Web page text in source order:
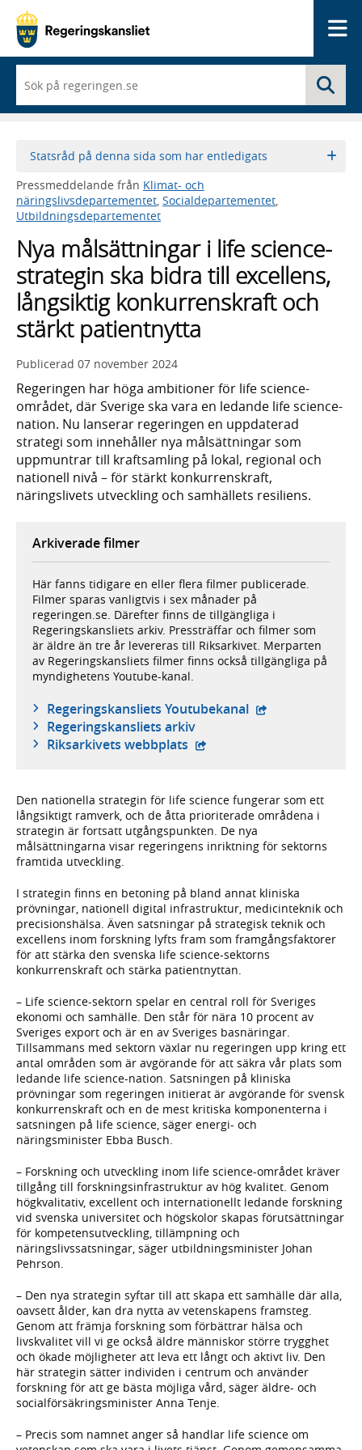
du
börjar
skriva
framträder
lista
med
sökförslag
Statsråd på denna sida som har entledigats
Pressmeddelande från Klimat- och
näringslivsdepartementet Socialdepartementet
Utbildningsdepartementet
Nya målsättningar i life science-
strategin ska bidra till excellens,
långsiktig konkurrenskraft och
stärkt patientnytta
Publicerad 07 november 2024
Regeringen har höga ambitioner för life science-
området, där Sverige ska vara en ledande life science-
nation. Nu lanserar regeringen en uppdaterad
strategi som innehåller nya målsättningar som
uppmuntrar till kraftsamling på lokal, regional och
nationell nivå – för stärkt konkurrenskraft,
näringslivets utveckling och samhällets resiliens.
Arkiverade filmer
Här fanns tidigare en eller flera filmer publicerade.
Filmer sparas vanligtvis i sex månader på
regeringen.se. Därefter finns de tillgängliga i
Regeringskansliets arkiv. Pressträffar och filmer som
är äldre än tre år levereras till Riksarkivet. Merparten
av Regeringskansliets filmer finns också tillgängliga på
myndighetens Youtube-kanal.
Regeringskansliets Youtubekanal - extern
Regeringskansliets arkiv
Riksarkivets webbplats - extern webbplats,
Den nationella strategin för life science fungerar som ett
långsiktigt ramverk, och de åtta prioriterade områdena i
strategin är fortsatt utgångspunkten. De nya
målsättningarna visar regeringens inriktning för sektorns
framtida utveckling.
I strategin finns en betoning på bland annat kliniska
prövningar, nationell digital infrastruktur, medicinteknik och
precisionshälsa. Även satsningar på strategisk teknik och
excellens inom forskning lyfts fram som framgångsfaktorer
för att stärka den svenska life science-sektorns
konkurrenskraft och stärka patientnyttan.
– Life science-sektorn spelar en central roll för Sveriges
ekonomi och samhälle. Den står för nära 10 procent av
Sveriges export och är en av Sveriges basnäringar.
Tillsammans med sektorn växlar nu regeringen upp kring ett
antal områden som är avgörande för att säkra vår plats som
ledande life science-nation. Satsningen på kliniska
prövningar som regeringen initierat är avgörande för svensk
konkurrenskraft och en de mest kritiska komponenterna i
satsningen på life science, säger energi- och
näringsminister Ebba Busch.
– Forskning och utveckling inom life science-området kräver
tillgång till forskningsinfrastruktur av hög kvalitet. Genom
högkvalitativ, excellent och internationellt ledande forskning
vid svenska universitet och högskolor skapas förutsättningar
för kompetensutveckling, tillämpning och
näringslivssatsningar, säger utbildningsminister Johan
Pehrson.
– Den nya strategin syftar till att skapa ett samhälle där alla,
oavsett ålder, kan dra nytta av vetenskapens framsteg.
Genom att främja forskning som förbättrar hälsa och
livskvalitet vill vi ge också äldre människor större trygghet
och ökade möjligheter att leva ett långt och aktivt liv. Den
här strategin sätter individen i centrum och använder
forskning för att ge bästa möjliga vård, säger äldre- och
socialförsäkringsminister Anna Tenje.
– Precis som namnet anger så handlar life science om